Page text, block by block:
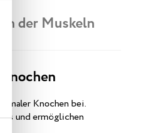
der Muskeln
Knochen bei.
und ermöglichen